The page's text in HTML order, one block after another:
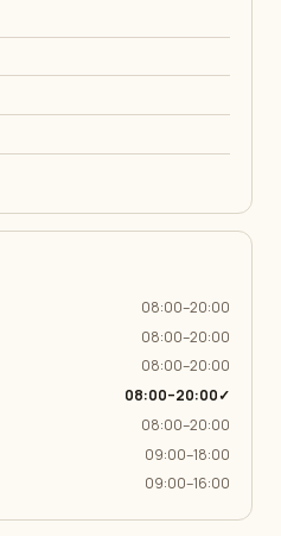
08:00–20:00
08:00–20:00
08:00–20:00
08:00–20:00✓
08:00–20:00
09:00–18:00
09:00–16:00